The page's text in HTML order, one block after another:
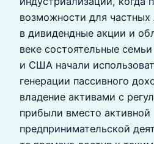
возможности для частных
в дивидендные акции и
веке состоятельные
и США начали
генерации пассивного
владение активами с
прибыли вместо активной
предпринимательской